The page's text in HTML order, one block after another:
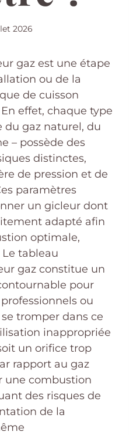
2026
gaz est une étape
ou de la
de cuisson
effet, chaque type
du gaz naturel, du
– possède des
distinctes,
de pression et de
paramètres
un gicleur dont
adapté afin
optimale,
tableau
gaz constitue un
pour
ou
tromper dans ce
inappropriée
un orifice trop
rapport au gaz
une combustion
des risques de
de la